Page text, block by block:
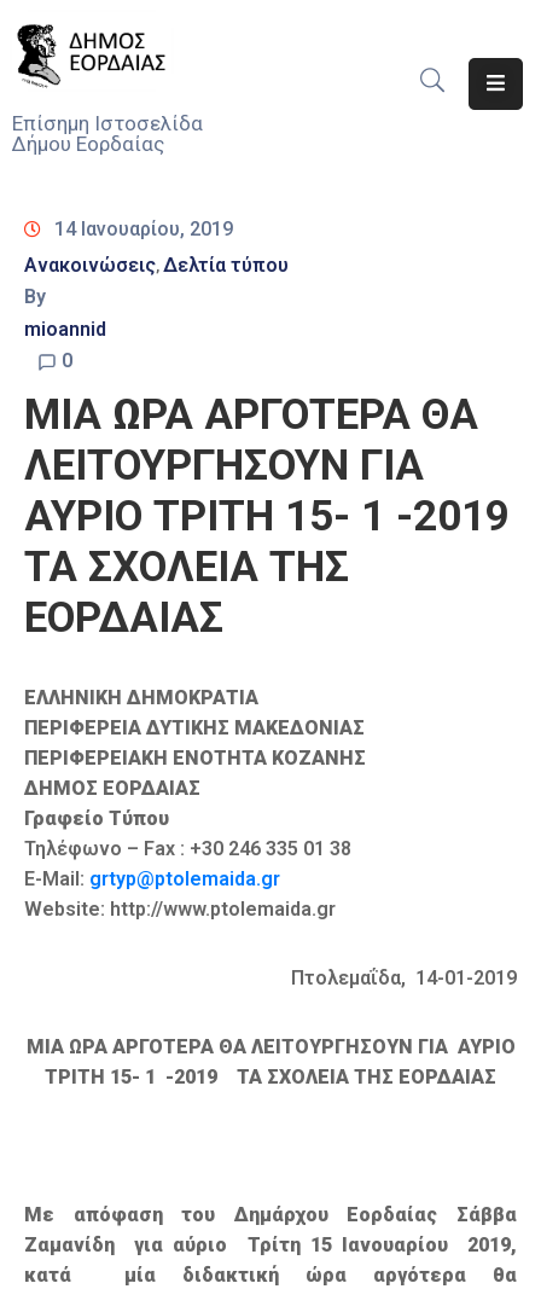
Επίσημη Ιστοσελίδα
Δήμου Εορδαίας
Νέα
Υπηρεσίες
Του
Δήμου
Προσκλήσεις
Αποφάσεις
Τηλέφωνα
Καιρός
14 Ιανουαρίου, 2019
Ανακοινώσεις‚Δελτία τύπου
By
mioannid
0
ΜΙΑ ΩΡΑ ΑΡΓΟΤΕΡΑ ΘΑ
ΛΕΙΤΟΥΡΓΗΣΟΥΝ ΓΙΑ
ΑΥΡΙΟ ΤΡΙΤΗ 15- 1 -2019
ΤΑ ΣΧΟΛΕΙΑ ΤΗΣ
ΕΟΡΔΑΙΑΣ
ΕΛΛΗΝΙΚΗ ΔΗΜΟΚΡΑΤΙΑ
ΠΕΡΙΦΕΡΕΙΑ ΔΥΤΙΚΗΣ ΜΑΚΕΔΟΝΙΑΣ
ΠΕΡΙΦΕΡΕΙΑΚΗ ΕΝΟΤΗΤΑ ΚΟΖΑΝΗΣ
ΔΗΜΟΣ ΕΟΡΔΑΙΑΣ
Γραφείο Τύπου
Τηλέφωνο – Fax : +30 246 335 01 38
E-Mail: grtyp@ptolemaida.gr
Website: http://www.ptolemaida.gr
Πτολεμαΐδα, 14-01-2019
ΜΙΑ ΩΡΑ ΑΡΓΟΤΕΡΑ ΘΑ ΛΕΙΤΟΥΡΓΗΣΟΥΝ ΓΙΑ ΑΥΡΙΟ
ΤΡΙΤΗ 15- 1 -2019 ΤΑ ΣΧΟΛΕΙΑ ΤΗΣ ΕΟΡΔΑΙΑΣ
Με απόφαση του Δημάρχου Εορδαίας Σάββα
Ζαμανίδη για αύριο Τρίτη 15 Ιανουαρίου 2019,
κατά μία διδακτική ώρα αργότερα θα